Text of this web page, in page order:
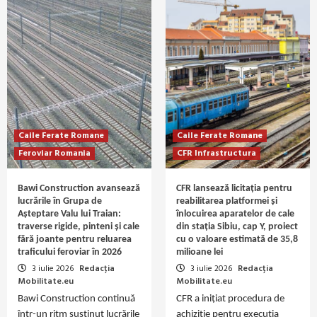
Caile Ferate Romane
Feroviar Romania
Bawi Construction avansează
lucrările în Grupa de
Așteptare Valu lui Traian:
traverse rigide, pinteni și cale
fără joante pentru reluarea
traficului feroviar în 2026
3 iulie 2026 Redacția
Mobilitate.eu
Bawi Construction continuă
într-un ritm susținut lucrările
Caile Ferate Romane
CFR Infrastructura
CFR lansează licitația pentru
reabilitarea platformei și
înlocuirea aparatelor de cale
din stația Sibiu, cap Y, proiect
cu o valoare estimată de 35,8
milioane lei
3 iulie 2026 Redacția
Mobilitate.eu
CFR a inițiat procedura de
achiziție pentru execuția